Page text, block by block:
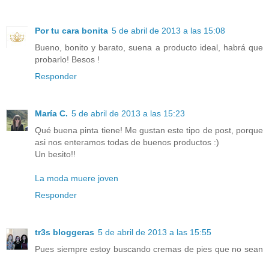
Por tu cara bonita 5 de abril de 2013 a las 15:08
Bueno, bonito y barato, suena a producto ideal, habrá que
probarlo! Besos !
Responder
María C. 5 de abril de 2013 a las 15:23
Qué buena pinta tiene! Me gustan este tipo de post, porque
asi nos enteramos todas de buenos productos :)
Un besito!!
La moda muere joven
Responder
tr3s bloggeras 5 de abril de 2013 a las 15:55
Pues siempre estoy buscando cremas de pies que no sean